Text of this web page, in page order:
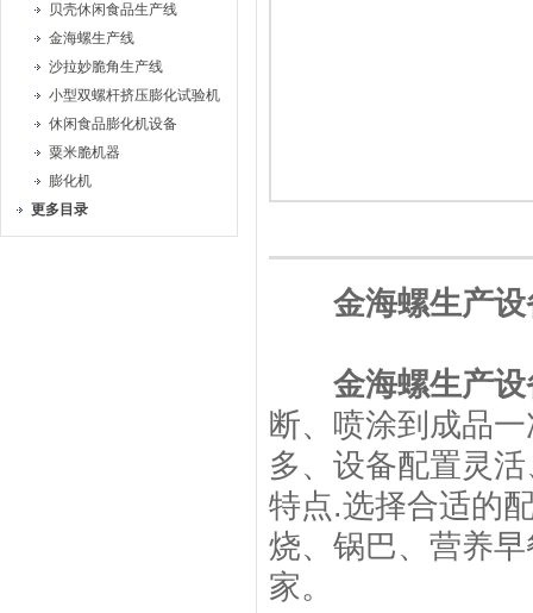
贝壳休闲食品生产线
金海螺生产线
沙拉妙脆角生产线
小型双螺杆挤压膨化试验机
休闲食品膨化机设备
粟米脆机器
膨化机
更多目录
金海螺生产设
金海螺生产设
断、喷涂到成品
多、设备配置灵
特点.选择合适的
烧、锅巴、营养
家。